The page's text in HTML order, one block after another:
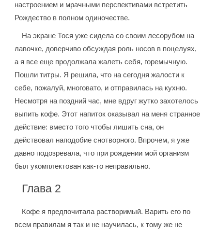
настроением и мрачными перспективами встретить
Рождество в полном одиночестве.
На экране Тося уже сидела со своим лесорубом на
лавочке, доверчиво обсуждая роль носов в поцелуях,
а я все еще продолжала жалеть себя, горемычную.
Пошли титры. Я решила, что на сегодня жалости к
себе, пожалуй, многовато, и отправилась на кухню.
Несмотря на поздний час, мне вдруг жутко захотелось
выпить кофе. Этот напиток оказывал на меня странное
действие: вместо того чтобы лишить сна, он
действовал наподобие снотворного. Впрочем, я уже
давно подозревала, что при рождении мой организм
был укомплектован как-то неправильно.
Глава 2
Кофе я предпочитала растворимый. Варить его по
всем правилам я так и не научилась, к тому же не